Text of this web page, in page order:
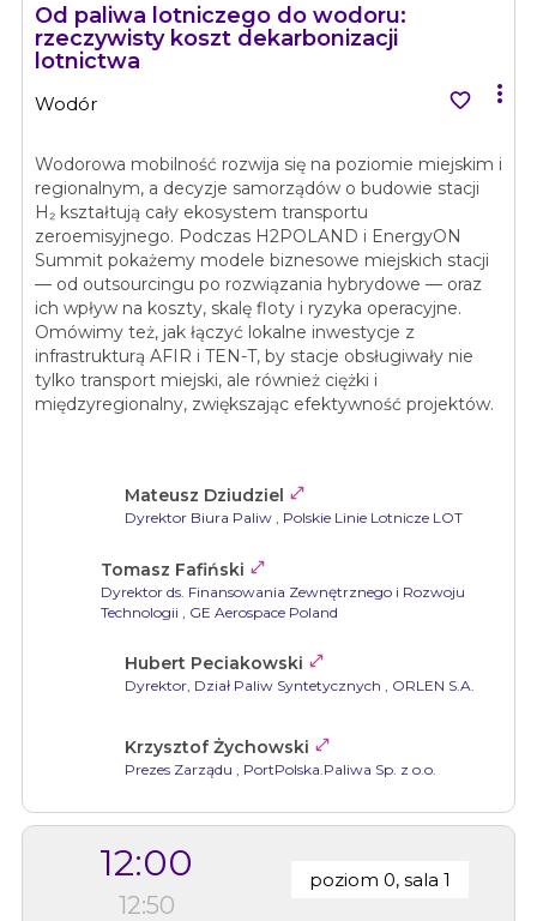
Od paliwa lotniczego do wodoru:
rzeczywisty koszt dekarbonizacji
lotnictwa
Wodór  
Wodorowa mobilność rozwija się na poziomie miejskim i
regionalnym, a decyzje samorządów o budowie stacji
H₂ kształtują cały ekosystem transportu
zeroemisyjnego. Podczas H2POLAND i EnergyON
Summit pokażemy modele biznesowe miejskich stacji
— od outsourcingu po rozwiązania hybrydowe — oraz
ich wpływ na koszty, skalę floty i ryzyka operacyjne.
Omówimy też, jak łączyć lokalne inwestycje z
infrastrukturą AFIR i TEN-T, by stacje obsługiwały nie
tylko transport miejski, ale również ciężki i
międzyregionalny, zwiększając efektywność projektów.
Mateusz Dziudziel 
Dyrektor Biura Paliw , Polskie Linie Lotnicze LOT
Tomasz Fafiński 
Dyrektor ds. Finansowania Zewnętrznego i Rozwoju
Technologii , GE Aerospace Poland
Hubert Peciakowski 
Dyrektor, Dział Paliw Syntetycznych , ORLEN S.A.
Krzysztof Żychowski 
Prezes Zarządu , PortPolska.Paliwa Sp. z o.o.
12:00
12:50
poziom 0, sala 1